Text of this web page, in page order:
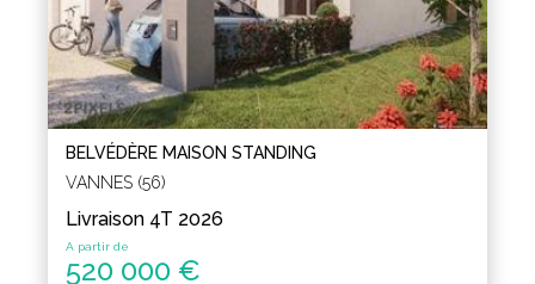
BELVÉDÈRE MAISON STANDING
VANNES (56)
Livraison 4T 2026
A partir de
520 000 €